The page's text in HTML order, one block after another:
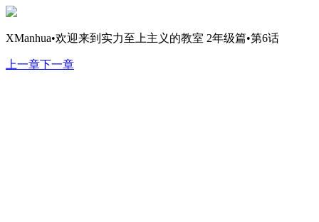
XManhua•欢迎来到实力至上主义的教室 2年级篇•第6话
上一章下一章